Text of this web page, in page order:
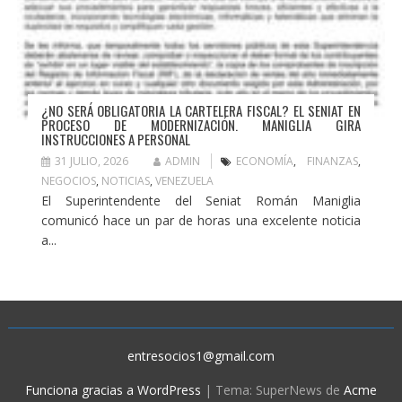
¿NO SERÁ OBLIGATORIA LA CARTELERA FISCAL? EL SENIAT EN
PROCESO DE MODERNIZACIÓN. MANIGLIA GIRA
INSTRUCCIONES A PERSONAL
31 JULIO, 2026 ADMIN ECONOMÍA, FINANZAS,
NEGOCIOS, NOTICIAS, VENEZUELA
El Superintendente del Seniat Román Maniglia
comunicó hace un par de horas una excelente noticia
a...
entresocios1@gmail.com
Funciona gracias a WordPress | Tema: SuperNews de Acme